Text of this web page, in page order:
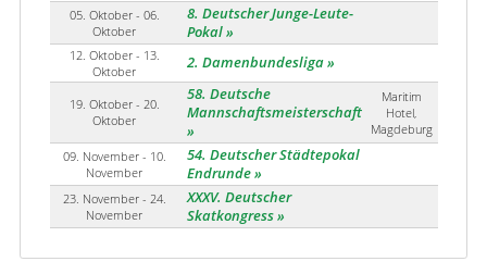
05. Oktober - 06.
Oktober
8. Deutscher Junge-Leute-
Pokal
12. Oktober - 13.
Oktober
2. Damenbundesliga
19. Oktober - 20.
Oktober
58. Deutsche
Mannschaftsmeisterschaft
Maritim
Hotel,
Magdeburg
09. November - 10.
November
54. Deutscher Städtepokal
Endrunde
23. November - 24.
November
XXXV. Deutscher
Skatkongress